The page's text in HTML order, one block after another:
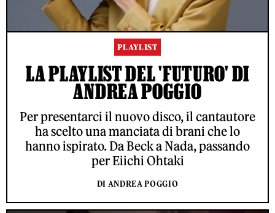
PLAYLIST
LA PLAYLIST DEL 'FUTURO' DI
ANDREA POGGIO
Per presentarci il nuovo disco, il cantautore
ha scelto una manciata di brani che lo
hanno ispirato. Da Beck a Nada, passando
per Eiichi Ohtaki
DI ANDREA POGGIO